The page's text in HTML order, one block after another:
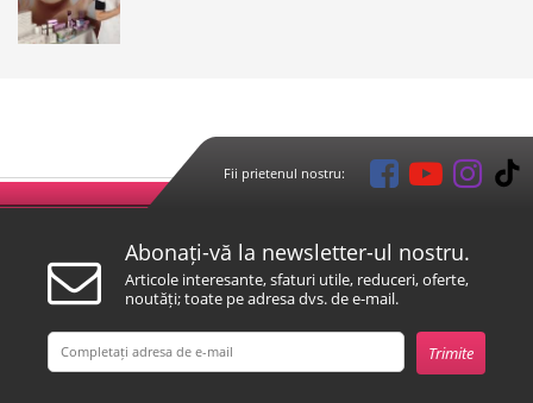
Fii prietenul nostru:
Abonați-vă la newsletter-ul nostru.
Articole interesante, sfaturi utile, reduceri, oferte,
noutăți; toate pe adresa dvs. de e-mail.